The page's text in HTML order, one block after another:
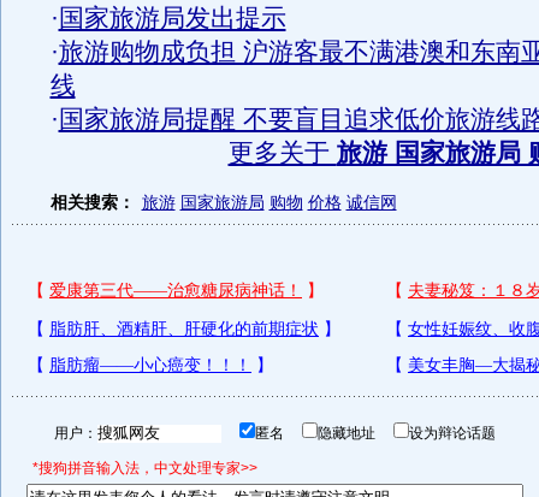
· 国家旅游局发出提示
·旅游购物成负担 沪游客最不满港澳和东南
线
· 国家旅游局提醒 不要盲目追求低价旅游线
更多关于 旅游 国家旅游局
相关搜索： 旅游 国家旅游局 购物 价格 诚信网
用户： 匿名 隐藏地址 设为辩论话题
*搜狗拼音输入法，中文处理专家>>